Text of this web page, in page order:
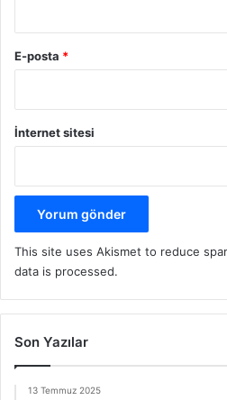
E-posta *
İnternet sitesi
This site uses Akismet to reduce
data is processed.
Son Yazılar
13 Temmuz 2025